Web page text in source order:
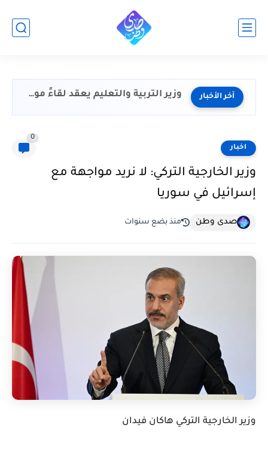
آخر الأخبار وزير التربية والتعليم يعقد لقاءً موسعًا مع محرري ملف...
اخبار
0
وزير الخارجية التركي: لا نريد مواجهة مع
إسرائيل في سوريا
صدى وطن منذ بضع سنوات
وزير الخارجية التركي هاكان فيدان